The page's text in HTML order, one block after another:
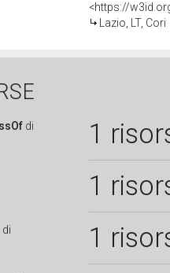
<https://
Lazio, LT, Cori
di 1
1
di 1